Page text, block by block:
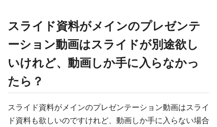
スライド資料がメインのプレゼンテ
ーション動画はスライドが別途欲し
いけれど、動画しか手に入らなかっ
たら？
スライド資料がメインのプレゼンテーション動画はスライ
ド資料も欲しいのですけれど、動画しか手に入らない場合